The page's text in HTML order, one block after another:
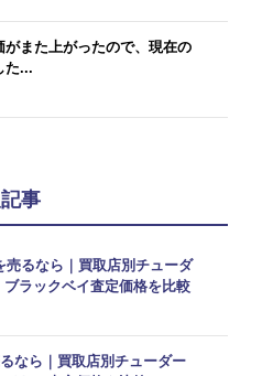
がまた上がったので、現在の
た...
事
売るなら｜買取店別チューダ
ラックベイ査定価格を比較
なら｜買取店別チューダー